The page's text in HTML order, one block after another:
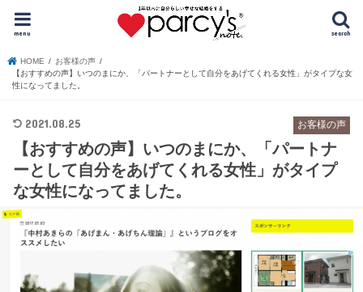
search
menu
HOME
お客様の声
【おすすめの声】いつのまにか、「パートナーとして自分をあげてくれる女性」がタイプな女
性になってました。
お客様の声
2021.08.25
【おすすめの声】いつのまにか、「パートナ
ーとして自分をあげてくれる女性」がタイプ
な女性になってました。